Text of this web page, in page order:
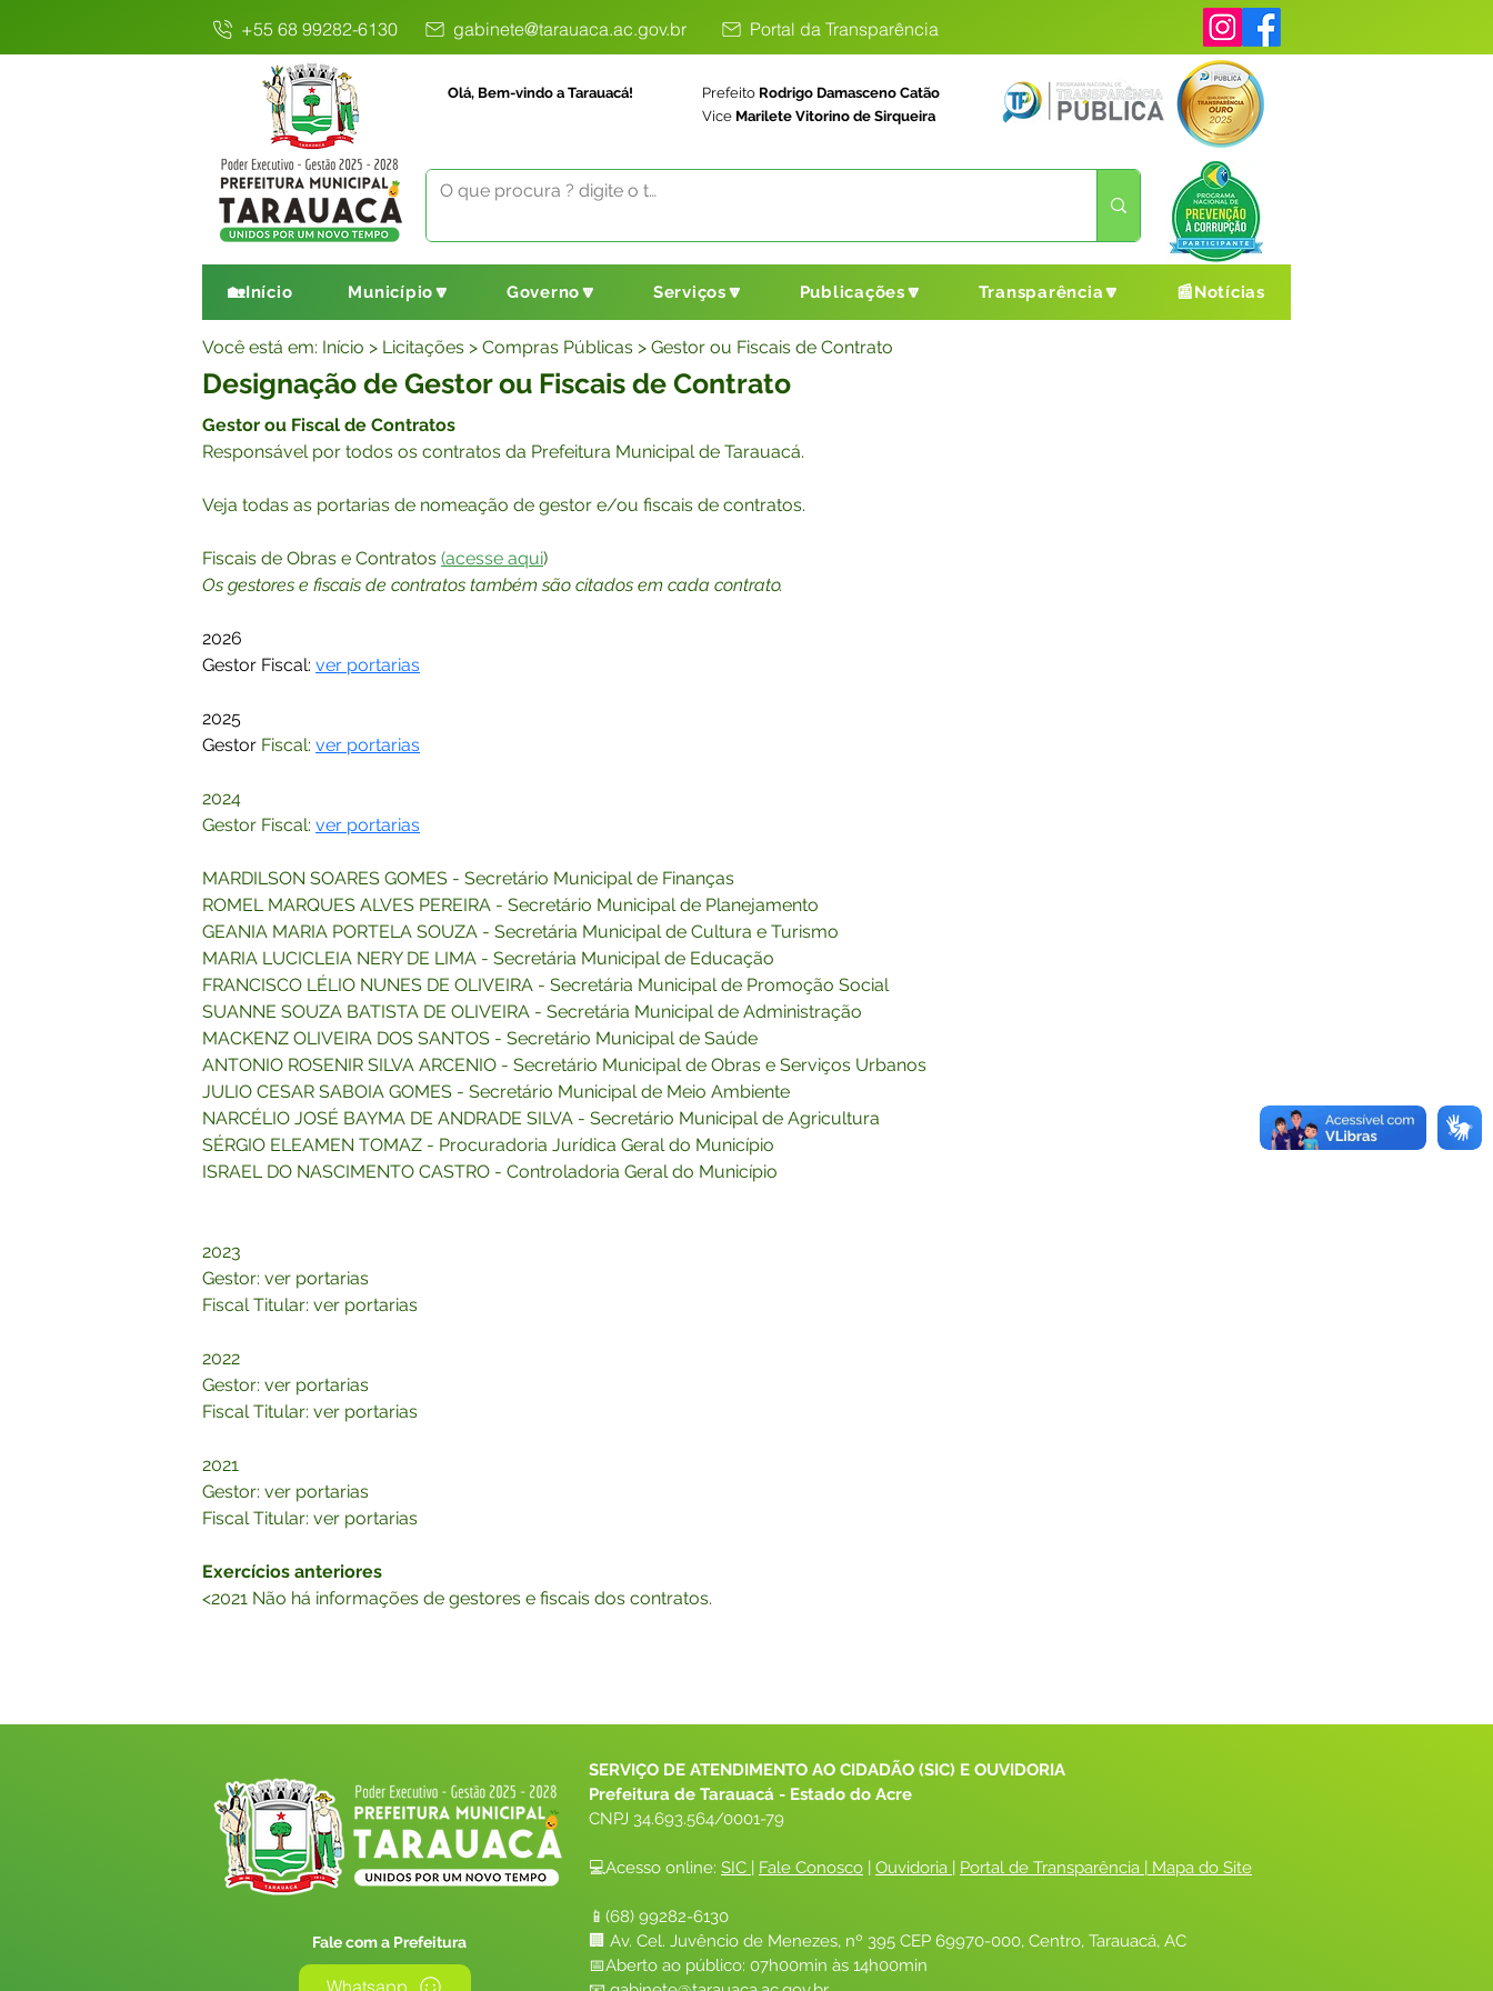
+55 68 99282-6130 gabinete@tarauaca.ac.gov.br Portal da Transparência
Olá, Bem-vindo a Tarauacá! Prefeito Rodrigo Damasceno Catão
Vice Marilete Vitorino de Sirqueira
🏡Início Município🔽 Governo🔽 Serviços🔽 Publicações🔽 Transparência🔽 📰Notícias
Você está em: Início > Licitações > Compras Públicas > Gestor ou Fiscais de Contrato
Designação de Gestor ou Fiscais de Contrato
Gestor ou Fiscal de Contratos
Responsável por todos os contratos da Prefeitura Municipal de Tarauacá.
Veja todas as portarias de nomeação de gestor e/ou fiscais de contratos.
Fiscais de Obras e Contratos (acesse aqui)
Os gestores e fiscais de contratos também são citados em cada contrato.
2026
Gestor Fiscal: ver portarias
2025
Gestor Fiscal: ver portarias
2024
Gestor Fiscal: ver portarias
MARDILSON SOARES GOMES - Secretário Municipal de Finanças
ROMEL MARQUES ALVES PEREIRA - Secretário Municipal de Planejamento
GEANIA MARIA PORTELA SOUZA - Secretária Municipal de Cultura e Turismo
MARIA LUCICLEIA NERY DE LIMA - Secretária Municipal de Educação
FRANCISCO LÉLIO NUNES DE OLIVEIRA - Secretária Municipal de Promoção Social
SUANNE SOUZA BATISTA DE OLIVEIRA - Secretária Municipal de Administração
MACKENZ OLIVEIRA DOS SANTOS - Secretário Municipal de Saúde
ANTONIO ROSENIR SILVA ARCENIO - Secretário Municipal de Obras e Serviços Urbanos
JULIO CESAR SABOIA GOMES - Secretário Municipal de Meio Ambiente
NARCÉLIO JOSÉ BAYMA DE ANDRADE SILVA - Secretário Municipal de Agricultura
SÉRGIO ELEAMEN TOMAZ - Procuradoria Jurídica Geral do Município
ISRAEL DO NASCIMENTO CASTRO - Controladoria Geral do Município
2023
Gestor: ver portarias
Fiscal Titular: ver portarias
2022
Gestor: ver portarias
Fiscal Titular: ver portarias
2021
Gestor: ver portarias
Fiscal Titular: ver portarias
Exercícios anteriores
<2021 Não há informações de gestores e fiscais dos contratos.
Fale com a Prefeitura
Whatsapp
SERVIÇO DE ATENDIMENTO AO CIDADÃO (SIC) E OUVIDORIA
Prefeitura de Tarauacá - Estado do Acre
CNPJ 34.693.564/0001-79
💻Acesso online: SIC | Fale Conosco | Ouvidoria | Portal de Transparência | Mapa do Site
📱(68) 99282-6130
🏢 Av. Cel. Juvêncio de Menezes, nº 395 CEP 69970-000, Centro, Tarauacá, AC
📅Aberto ao público: 07h00min às 14h00min